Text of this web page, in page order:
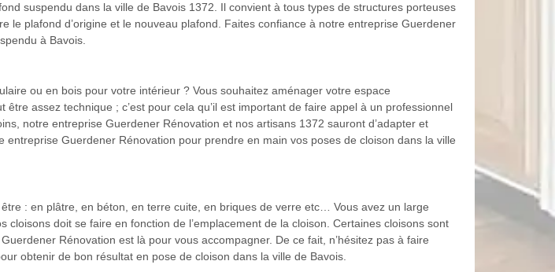
suspendu dans la ville de Bavois 1372. Il convient à tous types de structures porteuses
le plafond d’origine et le nouveau plafond. Faites confiance à notre entreprise Guerdener
à Bavois.
ou en bois pour votre intérieur ? Vous souhaitez aménager votre espace
assez technique ; c’est pour cela qu’il est important de faire appel à un professionnel
notre entreprise Guerdener Rénovation et nos artisans 1372 sauront d’adapter et
Guerdener Rénovation pour prendre en main vos poses de cloison dans la ville
: en plâtre, en béton, en terre cuite, en briques de verre etc… Vous avez un large
doit se faire en fonction de l’emplacement de la cloison. Certaines cloisons sont
Rénovation est là pour vous accompagner. De ce fait, n’hésitez pas à faire
obtenir de bon résultat en pose de cloison dans la ville de Bavois.